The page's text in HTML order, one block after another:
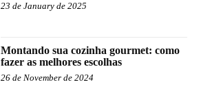
23 de January de 2025
Montando sua cozinha gourmet: como
fazer as melhores escolhas
26 de November de 2024